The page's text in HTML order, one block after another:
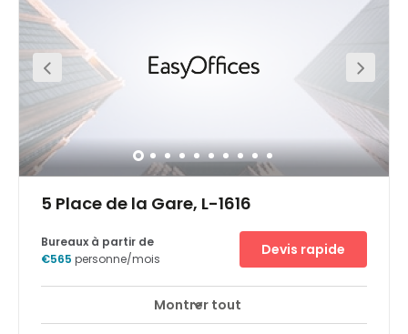
also included. The Office is located on the border of the
city center. A beautiful park separates Charlotte from the
heart of Luxembourg city. It is close to Hamilius the main
bus stop in the city center of Luxembourg and Gare,
Luxembourg's city train station. Parking is available a
short four-minute walk away from the office.
5 Place de la Gare, L-1616
Surveillance CCTV 24 heures sur 24
Bureaux à partir de
€565 personne/mois
Devis rapide
Montrer tout